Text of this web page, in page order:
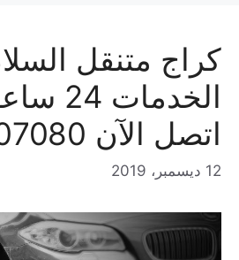
كراج متنقل
اتصل الآن 65807080
12 ديسمبر، 2019